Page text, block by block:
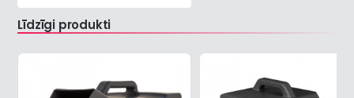
Līdzīgi produkti